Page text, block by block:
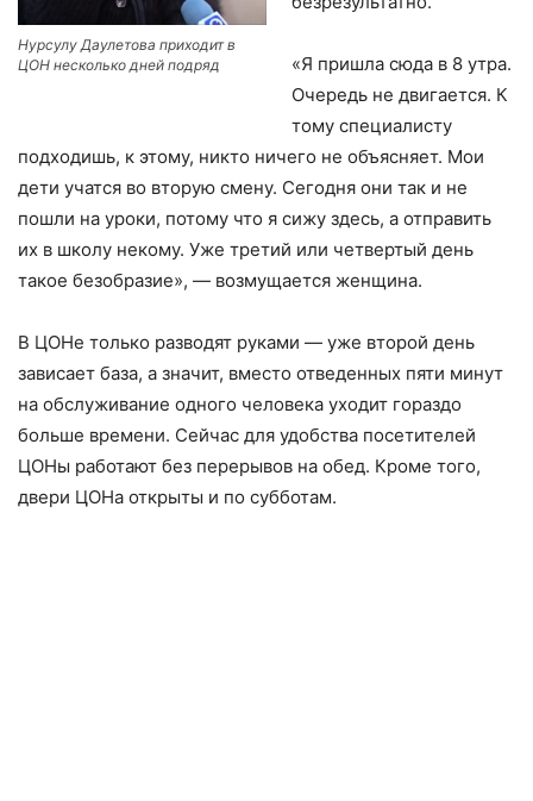
Нурсулу Даулетова приходит в
ЦОН несколько дней подряд
«Я пришла сюда в 8 утра.
Очередь не двигается. К
тому специалисту
подходишь, к этому, никто ничего не объясняет. Мои
дети учатся во вторую смену. Сегодня они так и не
пошли на уроки, потому что я сижу здесь, а отправить
их в школу некому. Уже третий или четвертый день
такое безобразие», — возмущается женщина.
В ЦОНе только разводят руками — уже второй день
зависает база, а значит, вместо отведенных пяти минут
на обслуживание одного человека уходит гораздо
больше времени. Сейчас для удобства посетителей
ЦОНы работают без перерывов на обед. Кроме того,
двери ЦОНа открыты и по субботам.